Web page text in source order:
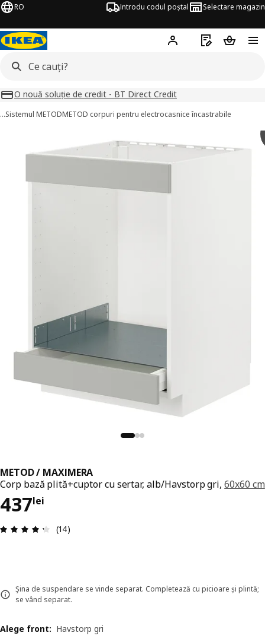
RO Introdu codul poștal Selectare magazin
Hej! Autentifică-te
Listă deCoșul de
O nouă soluție de credit - BT Direct Credit
…Sistemul METODMETOD corpuri pentru electrocasnice încastrabile
/ MAXIMERA imagini
METOD / MAXIMERA
Corp bază plită+cuptor cu sertar, alb/Havstorp gri,60x60 cm
437lei
Preț 437lei
Prezentare generală: 4.3 din 5 stele Total
(14)
Şina de suspendare se vinde separat. Completează cu picioare și plintă;
se vând separat.
Alege front: Havstorp gri